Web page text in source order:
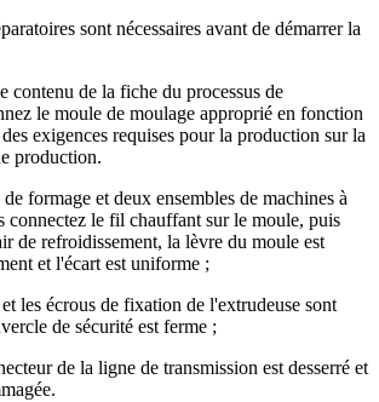
sont nécessaires avant de démarrer la
contenu de la fiche du processus de
le moule de moulage approprié en fonction
exigences requises pour la production sur la
production.
formage et deux ensembles de machines à
connectez le fil chauffant sur le moule, puis
de refroidissement, la lèvre du moule est
et l'écart est uniforme ;
les écrous de fixation de l'extrudeuse sont
de sécurité est ferme ;
de la ligne de transmission est desserré et